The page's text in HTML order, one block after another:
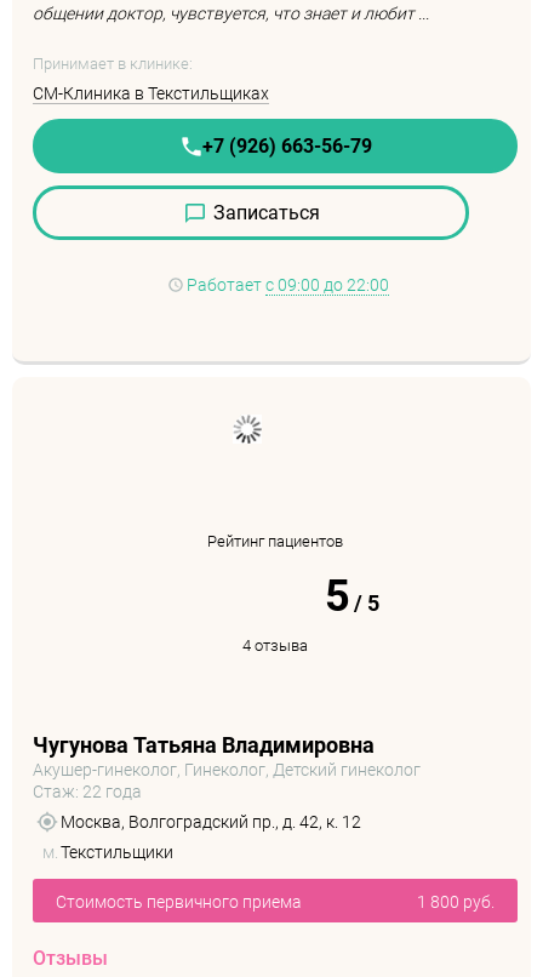
общении доктор, чувствуется, что знает и любит ...
Принимает в клинике:
СМ-Клиника в Текстильщиках
+7 (926) 663-56-79
Записаться
Работает с 09:00 до 22:00
Рейтинг пациентов
5/5
4 отзыва
Чугунова Татьяна Владимировна
Акушер-гинеколог, Гинеколог, Детский гинеколог
Стаж: 22 года
Москва, Волгоградский пр., д. 42, к. 12
м. Текстильщики
Стоимость первичного приема 1 800 руб.
Отзывы